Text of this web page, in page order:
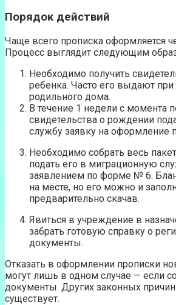
Порядок действий
Чаще всего прописка оформляется
Процесс выглядит следующим
Необходимо получить
ребенка. Часто его выдают
родильного дома.
В течение 1 недели с момента
свидетельства о рождении
службу заявку на оформление
Необходимо собрать весь
подать его в миграционную
заявлением по форме № 6.
на месте, но его можно и
предварительно скачав.
Явиться в учреждение в
забрать готовую справку о
документы.
Отказать в оформлении прописки
могут лишь в одном случае — если
документы. Других законных причин
существует.